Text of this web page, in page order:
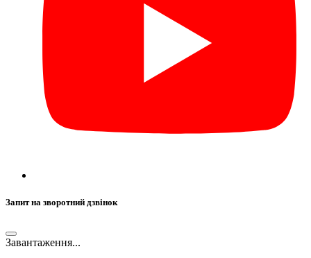
Запит на зворотний дзвінок
Завантаження...